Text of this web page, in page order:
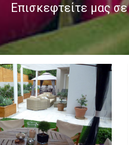
Επισκεφτείτε μας